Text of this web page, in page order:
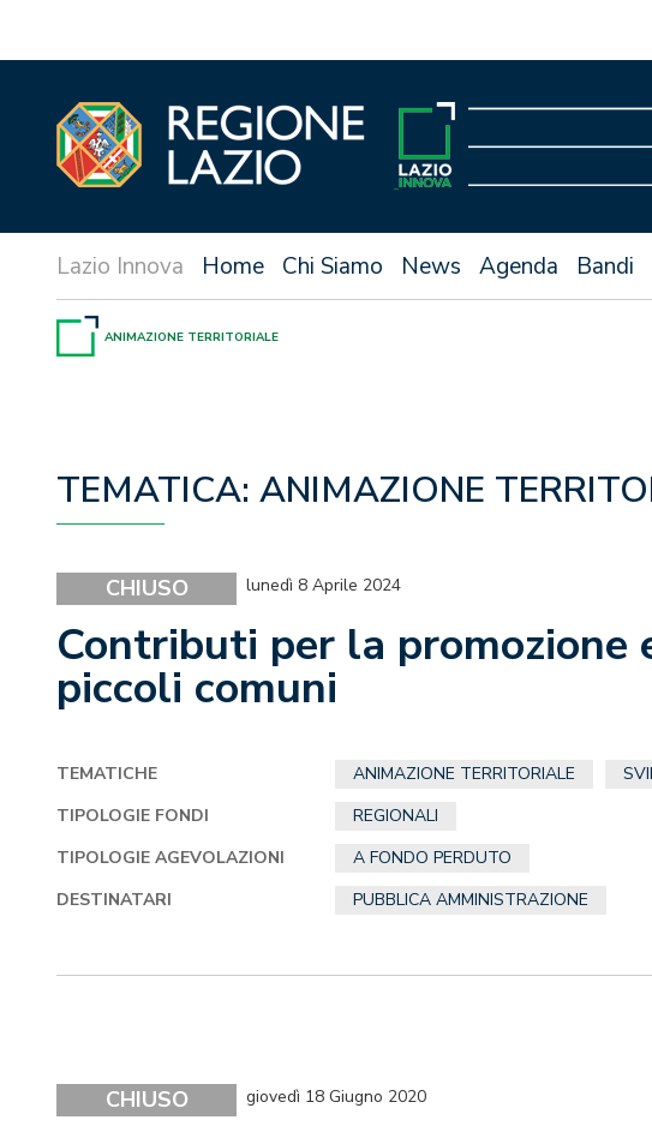
Home Chi Siamo News Agenda Bandi
ANIMAZIONE TERRITORIALE
TEMATICA: ANIMAZIONE
CHIUSO lunedì 8 Aprile 2024
Contributi per la promozione
piccoli comuni
TEMATICHE ANIMAZIONE TERRITORIALE
TIPOLOGIE FONDI
REGIONALI
TIPOLOGIE AGEVOLAZIONI
A FONDO PERDUTO
DESTINATARI
PUBBLICA AMMINISTRAZIONE
CHIUSO giovedì 18 Giugno 2020